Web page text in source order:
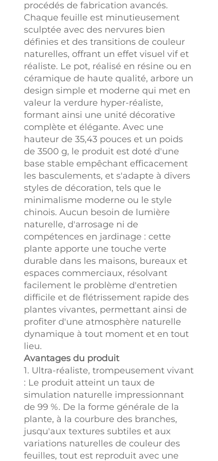
procédés de fabrication avancés.
Chaque feuille est minutieusement
sculptée avec des nervures bien
définies et des transitions de couleur
naturelles, offrant un effet visuel vif et
réaliste. Le pot, réalisé en résine ou en
céramique de haute qualité, arbore un
design simple et moderne qui met en
valeur la verdure hyper-réaliste,
formant ainsi une unité décorative
complète et élégante. Avec une
hauteur de 35,43 pouces et un poids
de 3500 g, le produit est doté d'une
base stable empêchant efficacement
les basculements, et s'adapte à divers
styles de décoration, tels que le
minimalisme moderne ou le style
chinois. Aucun besoin de lumière
naturelle, d'arrosage ni de
compétences en jardinage : cette
plante apporte une touche verte
durable dans les maisons, bureaux et
espaces commerciaux, résolvant
facilement le problème d'entretien
difficile et de flétrissement rapide des
plantes vivantes, permettant ainsi de
profiter d'une atmosphère naturelle
dynamique à tout moment et en tout
lieu.
Avantages du produit
1. Ultra-réaliste, trompeusement vivant
: Le produit atteint un taux de
simulation naturelle impressionnant
de 99 %. De la forme générale de la
plante, à la courbure des branches,
jusqu'aux textures subtiles et aux
variations naturelles de couleur des
feuilles, tout est reproduit avec une